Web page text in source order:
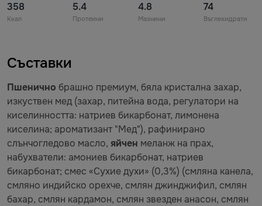
358
Ккал
5.4
Протеини
4.8
Мазнини
74
Въглехидрати
Съставки
Пшенично брашно премиум, бяла кристална захар,
изкуствен мед (захар, питейна вода, регулатори на
киселинността: натриев бикарбонат, лимонена
киселина; ароматизант "Мед"), рафинирано
слънчогледово масло, яйчен меланж на прах,
набухватели: амониев бикарбонат, натриев
бикарбонат; смес «Сухие духи» (0,3%) (смляна канела,
смляно индийско орехче, смлян джинджифил, смлян
бахар, смлян кардамон, смлян звезден анасон, смлян